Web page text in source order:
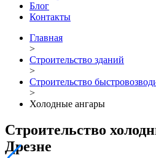
Блог
Контакты
Главная
>
Строительство зданий
>
Строительство
>
Холодные ангары
Строительство
Дрезне